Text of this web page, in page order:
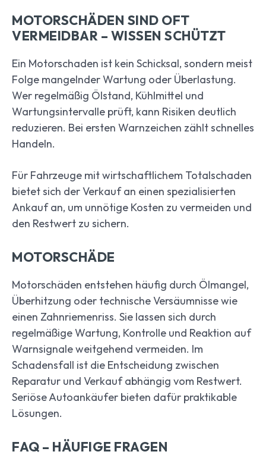
MOTORSCHÄDEN SIND OFT
VERMEIDBAR – WISSEN SCHÜTZT
Ein Motorschaden ist kein Schicksal, sondern meist
Folge mangelnder Wartung oder Überlastung.
Wer regelmäßig Ölstand, Kühlmittel und
Wartungsintervalle prüft, kann Risiken deutlich
reduzieren. Bei ersten Warnzeichen zählt schnelles
Handeln.
Für Fahrzeuge mit wirtschaftlichem Totalschaden
bietet sich der Verkauf an einen spezialisierten
Ankauf an, um unnötige Kosten zu vermeiden und
den Restwert zu sichern.
MOTORSCHÄDE
Motorschäden entstehen häufig durch Ölmangel,
Überhitzung oder technische Versäumnisse wie
einen Zahnriemenriss. Sie lassen sich durch
regelmäßige Wartung, Kontrolle und Reaktion auf
Warnsignale weitgehend vermeiden. Im
Schadensfall ist die Entscheidung zwischen
Reparatur und Verkauf abhängig vom Restwert.
Seriöse Autoankäufer bieten dafür praktikable
Lösungen.
FAQ – HÄUFIGE FRAGEN